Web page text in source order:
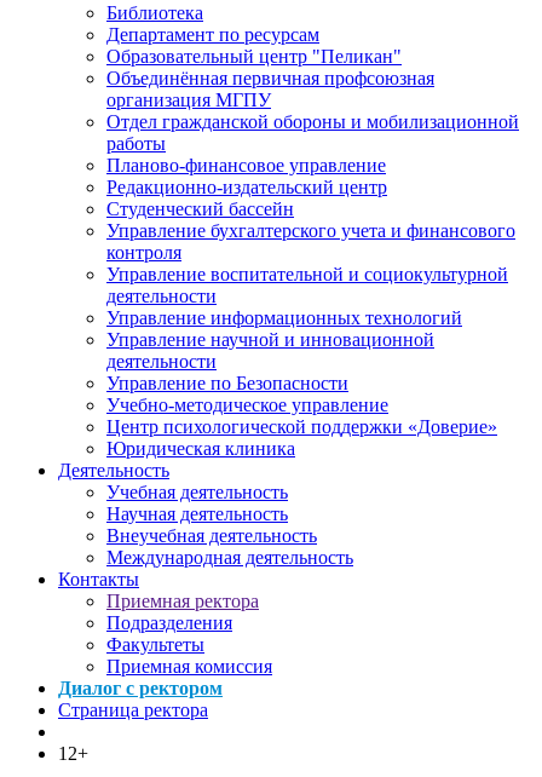
Библиотека
Департамент по ресурсам
Образовательный центр "Пеликан"
Объединённая первичная профсоюзная
организация МГПУ
Отдел гражданской обороны и мобилизационной
работы
Планово-финансовое управление
Редакционно-издательский центр
Студенческий бассейн
Управление бухгалтерского учета и финансового
контроля
Управление воспитательной и социокультурной
деятельности
Управление информационных технологий
Управление научной и инновационной
деятельности
Управление по Безопасности
Учебно-методическое управление
Центр психологической поддержки «Доверие»
Юридическая клиника
Деятельность
Учебная деятельность
Научная деятельность
Внеучебная деятельность
Международная деятельность
Контакты
Приемная ректора
Подразделения
Факультеты
Приемная комиссия
Диалог с ректором
Страница ректора
12+